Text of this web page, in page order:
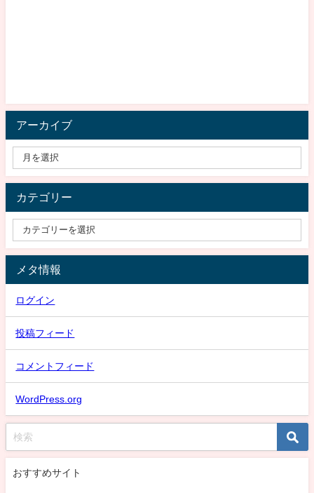
アーカイブ
カテゴリー
メタ情報
ログイン
投稿フィード
コメントフィード
WordPress.org
おすすめサイト